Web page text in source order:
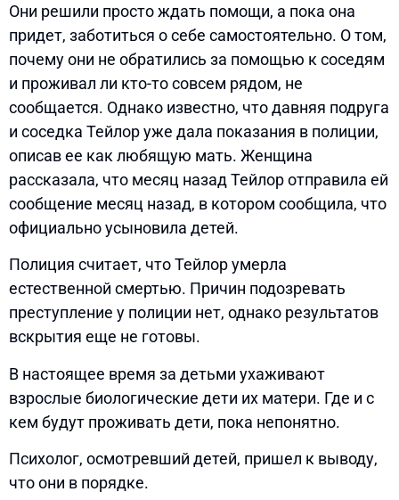
Они решили просто ждать помощи, а пока она
придет, заботиться о себе самостоятельно. О том,
почему они не обратились за помощью к соседям
и проживал ли кто-то совсем рядом, не
сообщается. Однако известно, что давняя подруга
и соседка Тейлор уже дала показания в полиции,
описав ее как любящую мать. Женщина
рассказала, что месяц назад Тейлор отправила ей
сообщение месяц назад, в котором сообщила, что
официально усыновила детей.
Полиция считает, что Тейлор умерла
естественной смертью. Причин подозревать
преступление у полиции нет, однако результатов
вскрытия еще не готовы.
В настоящее время за детьми ухаживают
взрослые биологические дети их матери. Где и с
кем будут проживать дети, пока непонятно.
Психолог, осмотревший детей, пришел к выводу,
что они в порядке.